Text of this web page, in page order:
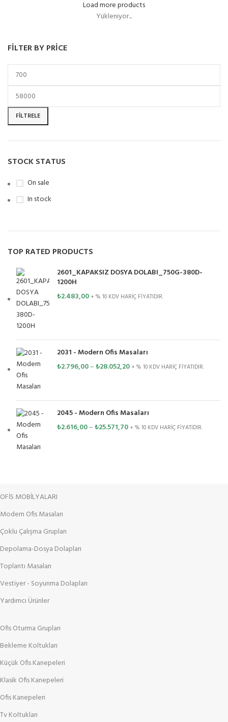
FILTER BY PRICE
FILTRELE
STOCK STATUS
On sale
In stock
TOP RATED PRODUCTS
2601_KAPAKSIZ DOSYA DOLABI_750G-380D-
1200H
₺2.483,00 + % 10 KDV HARİÇ FİYATIDIR.
2031 - Modern Ofis Masaları
₺2.796,00–₺28.052,20 + % 10 KDV HARİÇ FİYATIDIR.
2045 - Modern Ofis Masaları
₺2.616,00–₺25.571,70 + % 10 KDV HARİÇ FİYATIDIR.
Load more products
Yükleniyor...
OFİS MOBİLYALARI
Modern Ofis Masaları
Çoklu Çalışma Grupları
Depolama-Dosya Dolapları
Toplantı Masaları
Vestiyer - Soyunma Dolapları
Yardımcı Ürünler
Ofis Oturma Grupları
Bekleme Koltukları
Küçük Ofis Kanepeleri
Klasik Ofis Kanepeleri
Ofis Kanepeleri
Tv Koltukları